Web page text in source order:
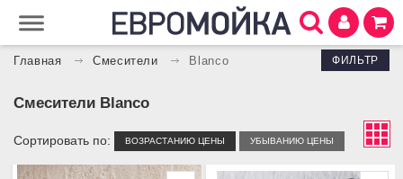
Главная Смесители Blanco ФИЛЬТР
Смесители Blanco
Сортировать по: ВОЗРАСТАНИЮ ЦЕНЫ УБЫВАНИЮ ЦЕНЫ